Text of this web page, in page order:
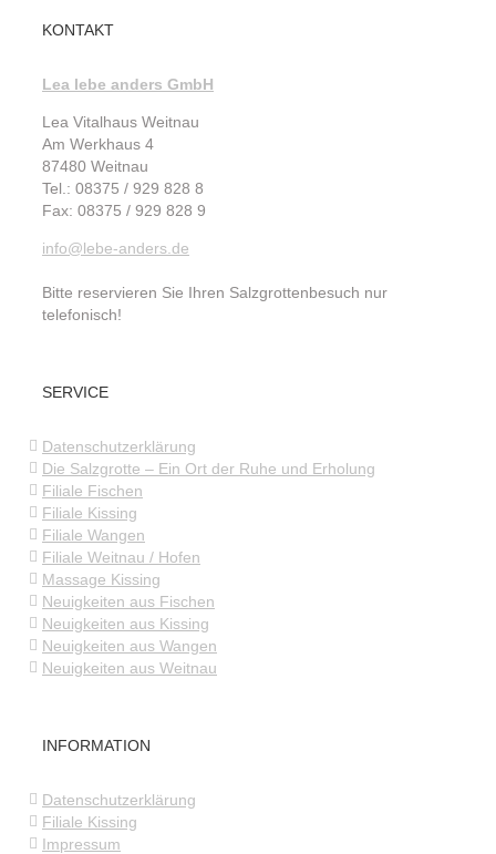
KONTAKT
Lea lebe anders GmbH
Lea Vitalhaus Weitnau
Am Werkhaus 4
87480 Weitnau
Tel.: 08375 / 929 828 8
Fax: 08375 / 929 828 9
info@lebe-anders.de
Bitte reservieren Sie Ihren Salzgrottenbesuch nur
telefonisch!
SERVICE
Datenschutzerklärung
Die Salzgrotte – Ein Ort der Ruhe und Erholung
Filiale Fischen
Filiale Kissing
Filiale Wangen
Filiale Weitnau / Hofen
Massage Kissing
Neuigkeiten aus Fischen
Neuigkeiten aus Kissing
Neuigkeiten aus Wangen
Neuigkeiten aus Weitnau
INFORMATION
Datenschutzerklärung
Filiale Kissing
Impressum